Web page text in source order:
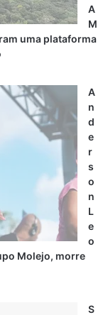
A
M
uma plataforma
A
n
d
e
r
s
o
n
L
e
o
Molejo, morre
S